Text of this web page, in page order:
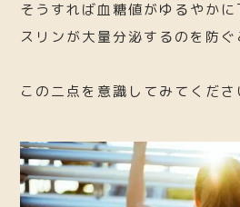
そうすれば血糖値がゆるやか
スリンが大量分泌するのを防ぐ
この二点を意識してみてくだ